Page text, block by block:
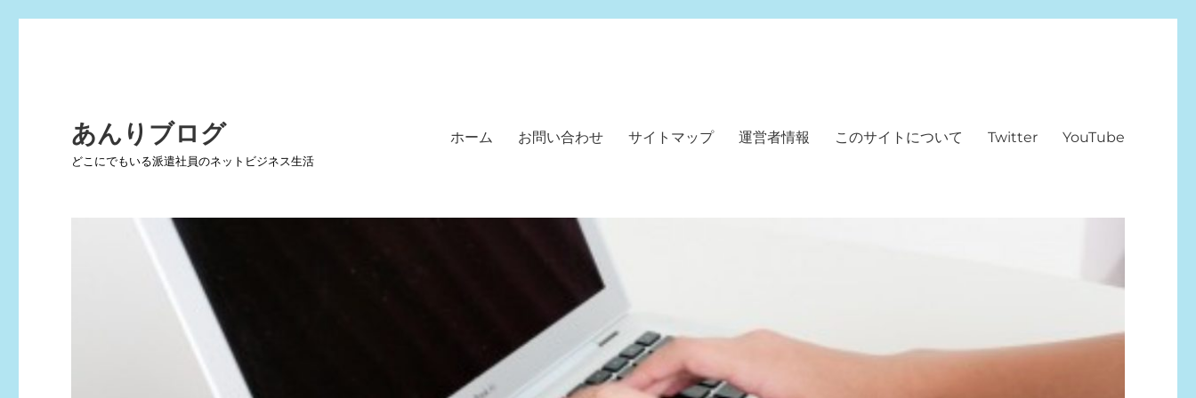
あんりブログ
どこにでもいる派遣社員のネットビジネス生活
ホーム お問い合わせ サイトマップ 運営者情報 このサイトについて Twitter YouTube